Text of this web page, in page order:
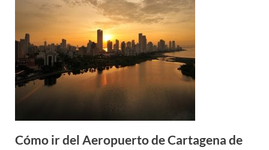
Cómo ir del Aeropuerto de Cartagena de